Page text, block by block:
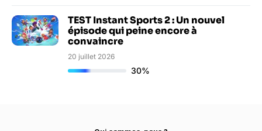
TEST Instant Sports 2 : Un nouvel
épisode qui peine encore à
convaincre
20 juillet 2026
30%